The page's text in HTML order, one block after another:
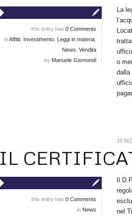
this entry has 0 Comments
inAffitti, Investimento, Leggi in materia,
News, Vendita
by Manuele Gismondi
La
o
dalla
IL
this entry has 0 Comments
in News
10
Il
nel